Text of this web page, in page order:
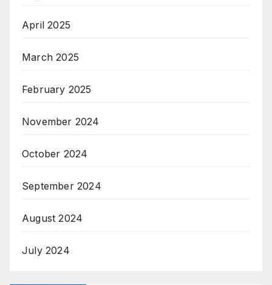
April 2025
March 2025
February 2025
November 2024
October 2024
September 2024
August 2024
July 2024